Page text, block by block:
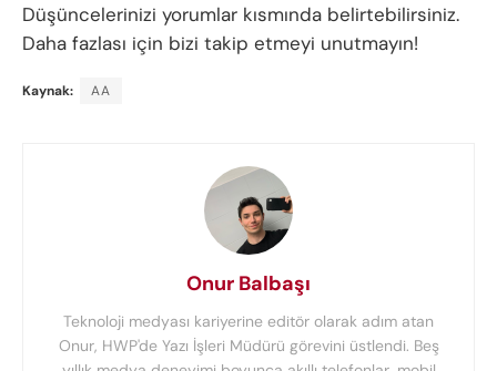
Düşüncelerinizi yorumlar kısmında belirtebilirsiniz.
Daha fazlası için bizi takip etmeyi unutmayın!
Kaynak: AA
Onur Balbaşı
Teknoloji medyası kariyerine editör olarak adım atan
Onur, HWP'de Yazı İşleri Müdürü görevini üstlendi. Beş